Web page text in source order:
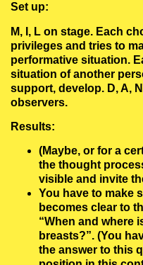
Set up:
M, I, L on stage. Each
privileges and tries to
performative situation.
situation of another
support, develop. D, A,
observers.
Results:
(Maybe, or for a
the thought
visible and invite
You have to make
becomes clear to
“When and where
breasts?”. (You
the answer to this